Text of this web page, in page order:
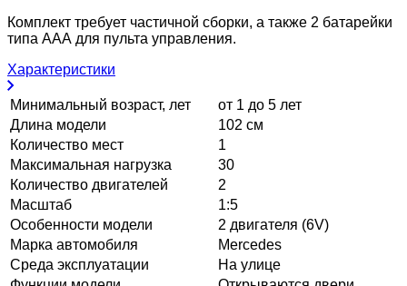
Комплект требует частичной сборки, а также 2 батарейки
типа ААА для пульта управления.
Характеристики
Минимальный возраст, лет
от 1 до 5 лет
Длина модели
102 см
Количество мест
1
Максимальная нагрузка
30
Количество двигателей
2
Масштаб
1:5
Особенности модели
2 двигателя (6V)
Марка автомобиля
Mercedes
Среда эксплуатации
На улице